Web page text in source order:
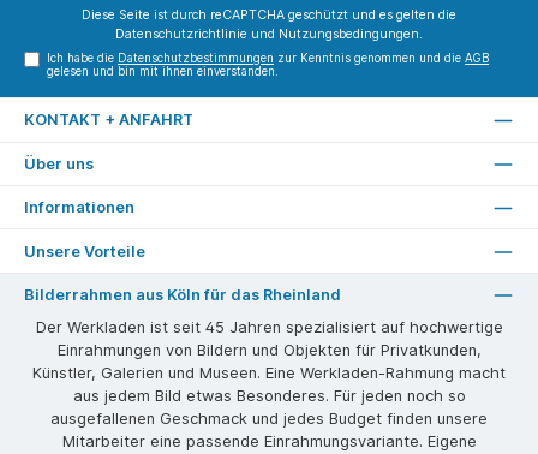
Diese Seite ist durch reCAPTCHA geschützt und es gelten die
Datenschutzrichtlinie und Nutzungsbedingungen.
Ich habe die Datenschutzbestimmungen zur Kenntnis genommen und dieAGB
gelesen und bin mit ihnen einverstanden.
KONTAKT + ANFAHRT
Über uns
Informationen
Unsere Vorteile
Bilderrahmen aus Köln für das Rheinland
Der Werkladen ist seit 45 Jahren spezialisiert auf hochwertige
Einrahmungen von Bildern und Objekten für Privatkunden,
Künstler, Galerien und Museen. Eine Werkladen-Rahmung macht
aus jedem Bild etwas Besonderes. Für jeden noch so
ausgefallenen Geschmack und jedes Budget finden unsere
Mitarbeiter eine passende Einrahmungsvariante. Eigene